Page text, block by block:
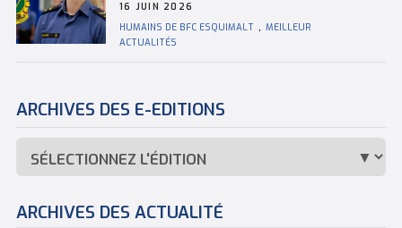
16 JUIN 2026
HUMAINS DE BFC ESQUIMALT ,MEILLEUR
ACTUALITÉS
ARCHIVES DES E-EDITIONS
ARCHIVES DES ACTUALITÉ